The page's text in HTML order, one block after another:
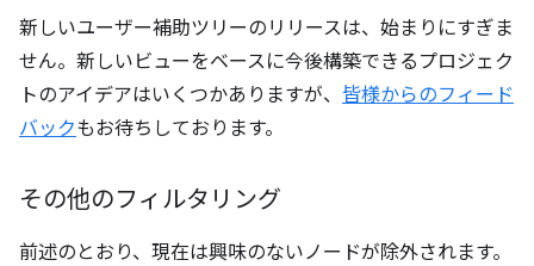
新しいユーザー補助ツリーのリリースは、始まりにすぎま
せん。新しいビューをベースに今後構築できるプロジェク
トのアイデアはいくつかありますが、 皆様からのフィード
バックもお待ちしております。
その他のフィルタリング
前述のとおり、現在は興味のないノードが除外されます。